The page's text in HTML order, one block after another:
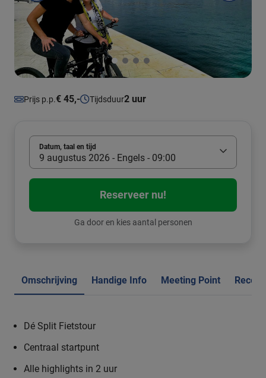
Prijs p.p.€ 45,- Tijdsduur2 uur
Datum, taal en tijd
9 augustus 2026 - Engels - 09:00
Reserveer nu!
Ga door en kies aantal personen
Omschrijving Handige Info Meeting Point
Dé Split Fietstour
Centraal startpunt
Alle highlights in 2 uur